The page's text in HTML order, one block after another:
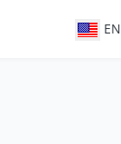
EN